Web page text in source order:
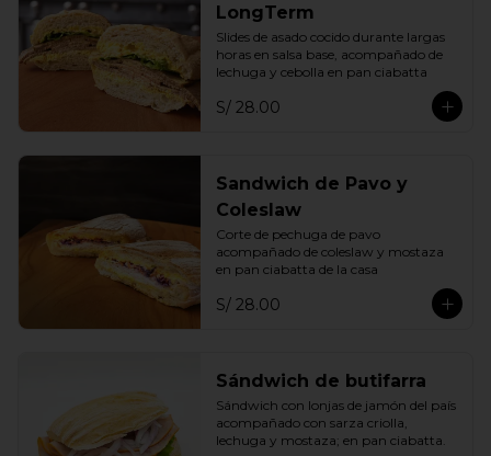
LongTerm
Slides de asado cocido durante largas
horas en salsa base, acompañado de
lechuga y cebolla en pan ciabatta
S/ 28.00
Sandwich de Pavo y
Coleslaw
Corte de pechuga de pavo
acompañado de coleslaw y mostaza
en pan ciabatta de la casa
S/ 28.00
Sándwich de butifarra
Sándwich con lonjas de jamón del país
acompañado con sarza criolla,
lechuga y mostaza; en pan ciabatta.